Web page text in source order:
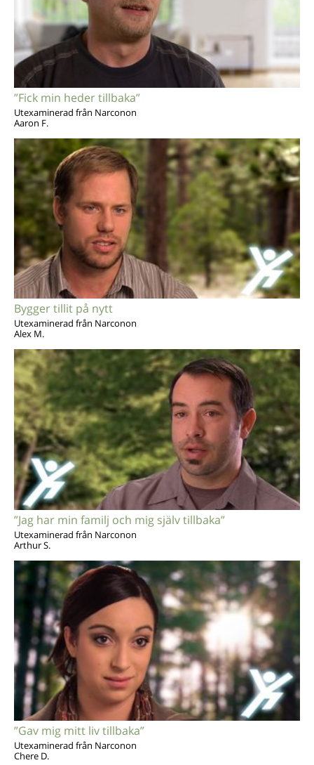
”Fick min heder tillbaka”
Utexaminerad från Narconon
Aaron F.
Bygger tillit på nytt
Utexaminerad från Narconon
Alex M.
”Jag har min familj och mig själv tillbaka”
Utexaminerad från Narconon
Arthur S.
”Gav mig mitt liv tillbaka”
Utexaminerad från Narconon
Chere D.